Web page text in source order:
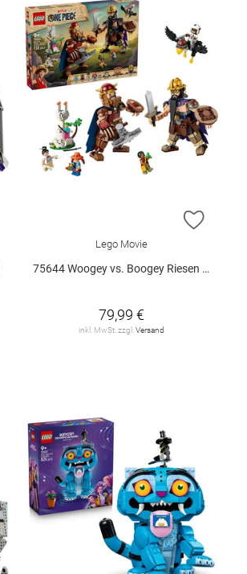
ZUR
Lego Movie
75644 Woogey vs. Boogey Riesen a.. V29
79,99 €
inkl. MwSt. zzgl.Versand